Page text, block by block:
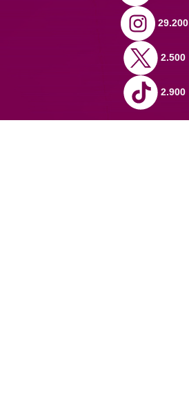
29.200
2.500
2.900